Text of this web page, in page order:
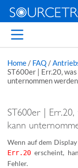
Home / FAQ /
ST600er | Err.20,
unternommen
ST600er |
kann
Wenn auf dem
Err.20 erscheint,
Fehler.